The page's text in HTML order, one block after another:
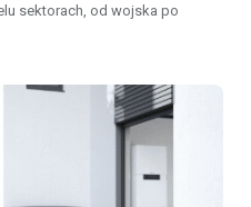
sektorach, od wojska po